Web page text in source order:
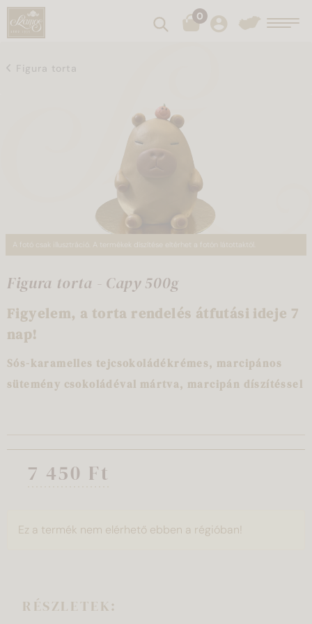
Keresés0
Figura torta
A fotó csak illusztráció. A termékek díszítése eltérhet a fotón látottaktól.
Figura torta - Capy 500g
Figyelem, a torta rendelés átfutási ideje 7
nap!
Sós-karamelles tejcsokoládékrémes, marcipános
sütemény csokoládéval mártva, marcipán díszítéssel
7 450 Ft
Ez a termék nem elérhető ebben a régióban!
RÉSZLETEK: